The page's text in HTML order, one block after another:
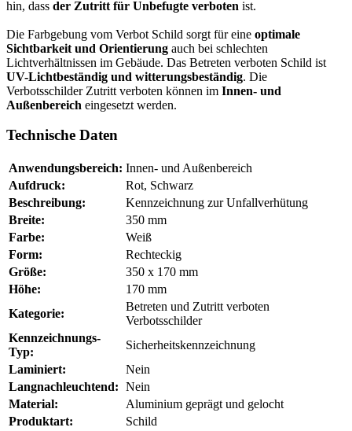
hin, dass der Zutritt für Unbefugte verboten ist.
Die Farbgebung vom Verbot Schild sorgt für eine optimale
Sichtbarkeit und Orientierung auch bei schlechten
Lichtverhältnissen im Gebäude. Das Betreten verboten Schild ist
UV-Lichtbeständig und witterungsbeständig. Die
Verbotsschilder Zutritt verboten können im Innen- und
Außenbereich eingesetzt werden.
Technische Daten
Anwendungsbereich: Innen- und Außenbereich
Aufdruck:
Rot, Schwarz
Beschreibung:
Kennzeichnung zur Unfallverhütung
Breite:
350 mm
Farbe:
Weiß
Form:
Rechteckig
Größe:
350 x 170 mm
Höhe:
170 mm
Kategorie:
Betreten und Zutritt verboten
Verbotsschilder
Kennzeichnungs-
Typ:
Sicherheitskennzeichnung
Laminiert:
Nein
Langnachleuchtend: Nein
Material:
Aluminium geprägt und gelocht
Produktart:
Schild